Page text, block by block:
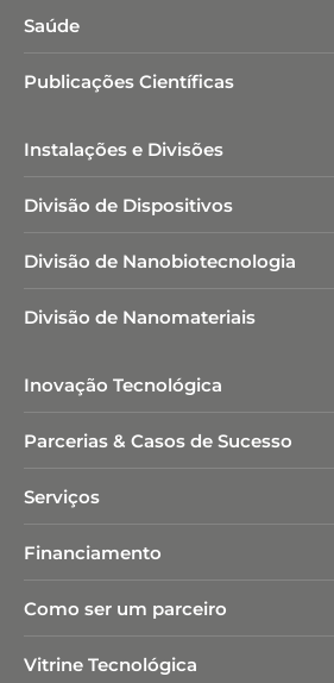
Saúde
Publicações Científicas
Instalações e Divisões
Divisão de Dispositivos
Divisão de Nanobiotecnologia​
Divisão de Nanomateriais
Inovação Tecnológica
Parcerias & Casos de Sucesso
Serviços
Financiamento
Como ser um parceiro
Vitrine Tecnológica